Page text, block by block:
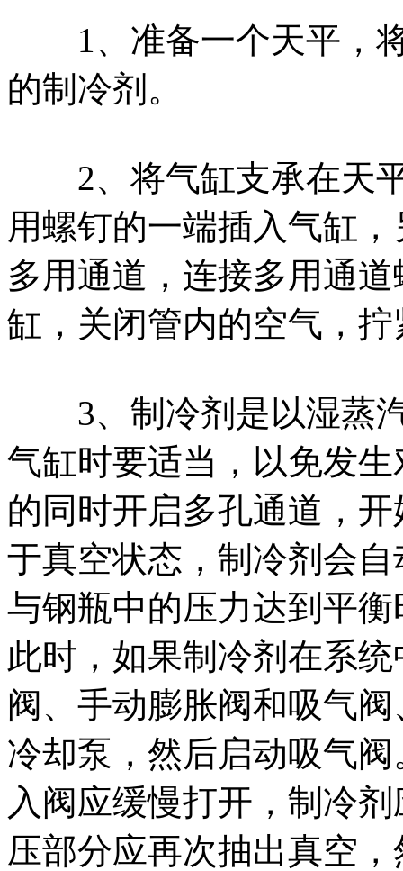
1、准备一个天平，将
的制冷剂。
2、将气缸支承在天平
用螺钉的一端插入气缸
多用通道，连接多用通
缸，关闭管内的空气，
3、制冷剂是以湿蒸汽
气缸时要适当，以免发
的同时开启多孔通道，
于真空状态，制冷剂会
与钢瓶中的压力达到平
此时，如果制冷剂在系
阀、手动膨胀阀和吸气
冷却泵，然后启动吸气
入阀应缓慢打开，制冷
压部分应再次抽出真空